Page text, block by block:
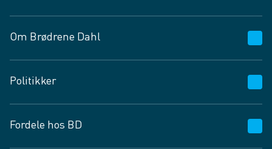
Om Brødrene Dahl
Vagttelefon 30 10 89 89
Spørgsmål og svar
Job og karriere
Politikker
Privatlivspolitik
Fordele hos BD